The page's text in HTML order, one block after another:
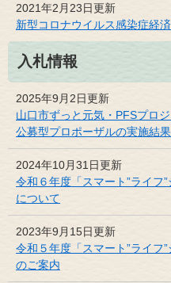
2021年2月23日更新
新型コロナウイルス感染症経
入札情報
2025年9月2日更新
山口市ずっと元気・PFSプロ
公募型プロポーザルの実施結
2024年10月31日更新
令和６年度「スマート”ライフ
について
2023年9月15日更新
令和５年度「スマート”ライフ
のご案内